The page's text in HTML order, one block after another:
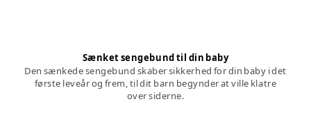
Sænket sengebund til din baby
Den sænkede sengebund skaber sikkerhed for din baby i det
første leveår og frem, til dit barn begynder at ville klatre
over siderne.